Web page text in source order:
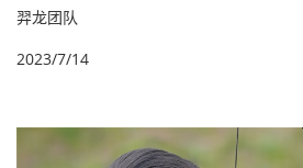
羿龙团队
2023/7/14